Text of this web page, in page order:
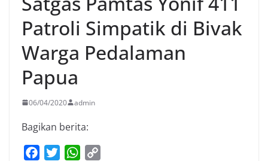
Patroli Simpatik di Bivak
Warga Pedalaman
Papua
06/04/2020 admin
Bagikan berita:
W